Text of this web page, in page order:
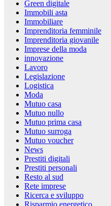
Green digitale
Immobili asta
Immobiliare
Imprenditoria femminile
Imprenditoria giovanile
Imprese della moda
innovazione
Lavoro
Legislazione
Logistica
Moda
Mutuo casa
Mutuo nullo
Mutuo prima casa
Mutuo surroga
Mutuo voucher
News
Prestiti digitali
Prestiti personali
Resto al sud
Rete imprese
Ricerca e sviluppo
Risparmio energetico